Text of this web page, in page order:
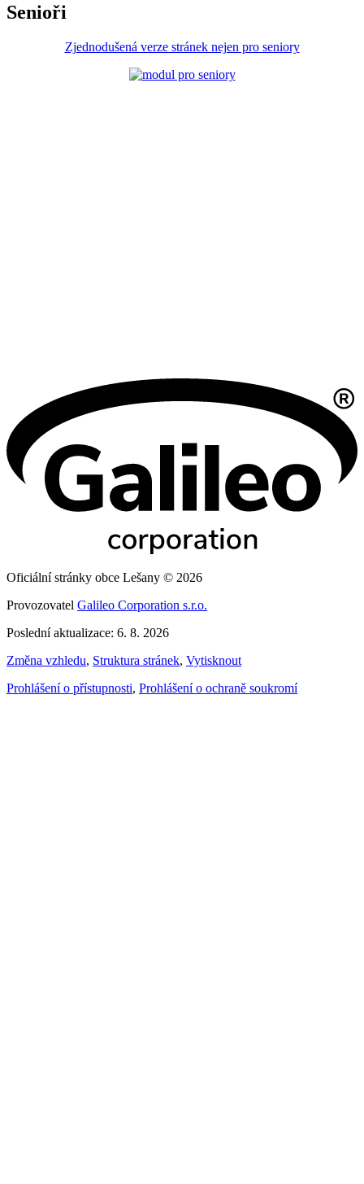
Senioři
Zjednodušená verze stránek nejen pro seniory
Oficiální stránky obce Lešany © 2026
Provozovatel Galileo Corporation s.r.o.
Poslední aktualizace: 6. 8. 2026
Změna vzhledu, Struktura stránek, Vytisknout
Prohlášení o přístupnosti, Prohlášení o ochraně soukromí